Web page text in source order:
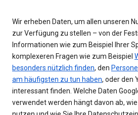
Wir erheben Daten, um allen unseren
zur Verfügung zu stellen – von der
Informationen wie zum Beispiel Ihrer
komplexeren Fragen wie zum Beispiel
besonders nützlich finden, den
am häufigsten zu tun haben, oder den
interessant finden. Welche Daten
verwendet werden hängt davon ab,